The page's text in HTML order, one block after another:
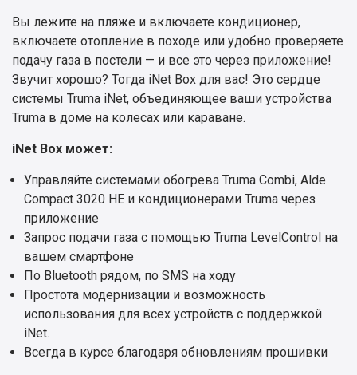
Вы лежите на пляже и включаете кондиционер,
включаете отопление в походе или удобно проверяете
подачу газа в постели — и все это через приложение!
Звучит хорошо? Тогда iNet Box для вас! Это сердце
системы Truma iNet, объединяющее ваши устройства
Truma в доме на колесах или караване.
iNet Box может:
Управляйте системами обогрева Truma Combi, Alde
Compact 3020 HE и кондиционерами Truma через
приложение
Запрос подачи газа с помощью Truma LevelControl на
вашем смартфоне
По Bluetooth рядом, по SMS на ходу
Простота модернизации и возможность
использования для всех устройств с поддержкой
iNet.
Всегда в курсе благодаря обновлениям прошивки